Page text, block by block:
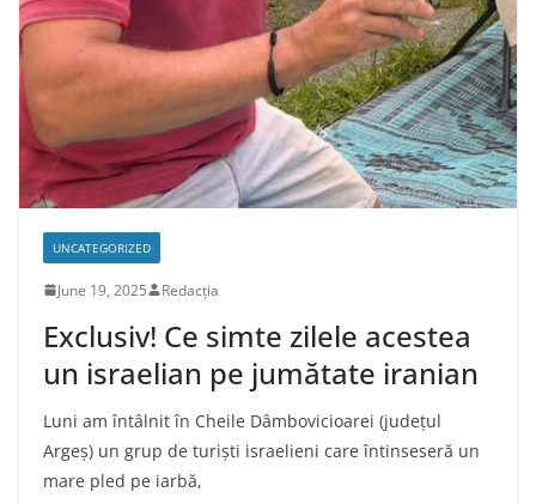
UNCATEGORIZED
June 19, 2025 Redacția
Exclusiv! Ce simte zilele acestea
un israelian pe jumătate iranian
Luni am întâlnit în Cheile Dâmbovicioarei (județul
Argeș) un grup de turiști israelieni care întinseseră un
mare pled pe iarbă,